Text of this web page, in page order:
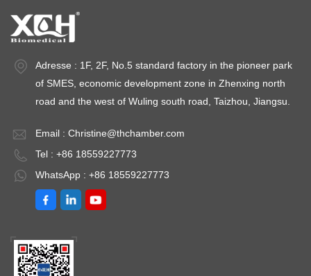
Adresse : 1F, 2F, No.5 standard factory in the pioneer park
of SMES, economic development zone in Zhenxing north
road and the west of Wuling south road, Taizhou, Jiangsu.
Email : Christine@thchamber.com
Tel : +86 18559227773
WhatsApp : +86 18559227773